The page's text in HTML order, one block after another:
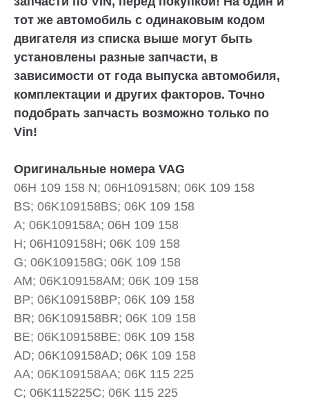
тот же автомобиль с одинаковым кодом
двигателя из списка выше могут быть
установлены разные запчасти, в
зависимости от года выпуска автомобиля,
комплектации и других факторов. Точно
подобрать запчасть возможно только по
Vin!
Оригинальные номера VAG
06H 109 158 N; 06H109158N; 06K 109 158
BS; 06K109158BS; 06K 109 158
A; 06K109158A; 06H 109 158
H; 06H109158H; 06K 109 158
G; 06K109158G; 06K 109 158
AM; 06K109158AM; 06K 109 158
BP; 06K109158BP; 06K 109 158
BR; 06K109158BR; 06K 109 158
BE; 06K109158BE; 06K 109 158
AD; 06K109158AD; 06K 109 158
AA; 06K109158AA; 06K 115 225
C; 06K115225C; 06K 115 225